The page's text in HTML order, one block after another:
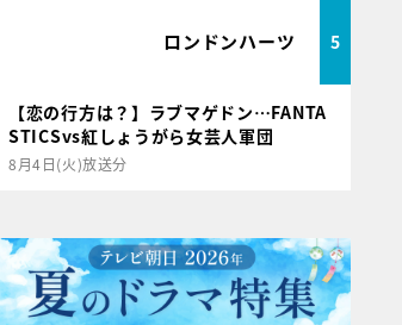
ロンドンハーツ 5
【恋の行方は？】ラブマゲドン…FANTA
STICSvs紅しょうがら女芸人軍団
8月4日(火)放送分